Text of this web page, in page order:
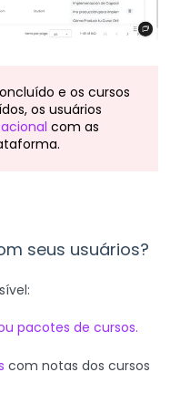
e os cursos
os usuários
com as
seus usuários?
pacotes de cursos.
com notas dos cursos